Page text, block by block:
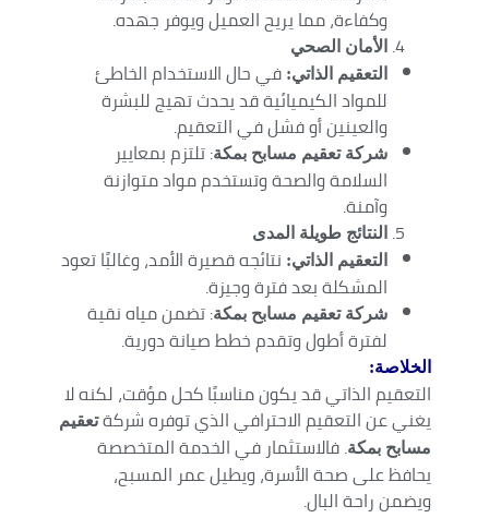
وكفاءة، مما يريح العميل ويوفر جهده.
الأمان الصحي
التعقيم الذاتي: في حال الاستخدام الخاطئ
للمواد الكيميائية قد يحدث تهيج للبشرة
والعينين أو فشل في التعقيم.
شركة تعقيم مسابح بمكة: تلتزم بمعايير
السلامة والصحة وتستخدم مواد متوازنة
وآمنة.
النتائج طويلة المدى
التعقيم الذاتي: نتائجه قصيرة الأمد، وغالبًا تعود
المشكلة بعد فترة وجيزة.
شركة تعقيم مسابح بمكة: تضمن مياه نقية
لفترة أطول وتقدم خطط صيانة دورية.
الخلاصة:
التعقيم الذاتي قد يكون مناسبًا كحل مؤقت، لكنه لا
يغني عن التعقيم الاحترافي الذي توفره شركةتعقيم
مسابح بمكة. فالاستثمار في الخدمة المتخصصة
يحافظ على صحة الأسرة، ويطيل عمر المسبح،
ويضمن راحة البال.